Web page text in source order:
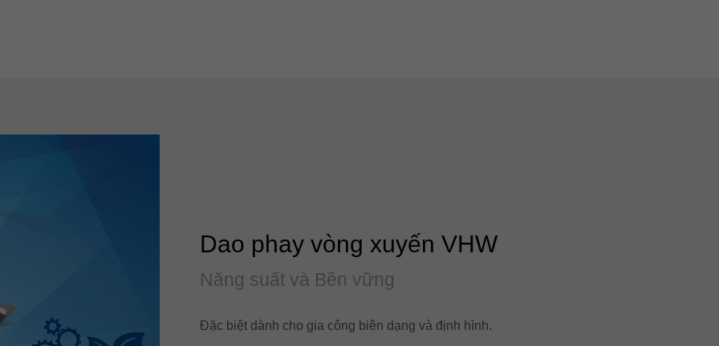
Dao phay vòng xuyến VHW
Năng suất và Bền vững
Đặc biệt dành cho gia công biên dạng và định hình.